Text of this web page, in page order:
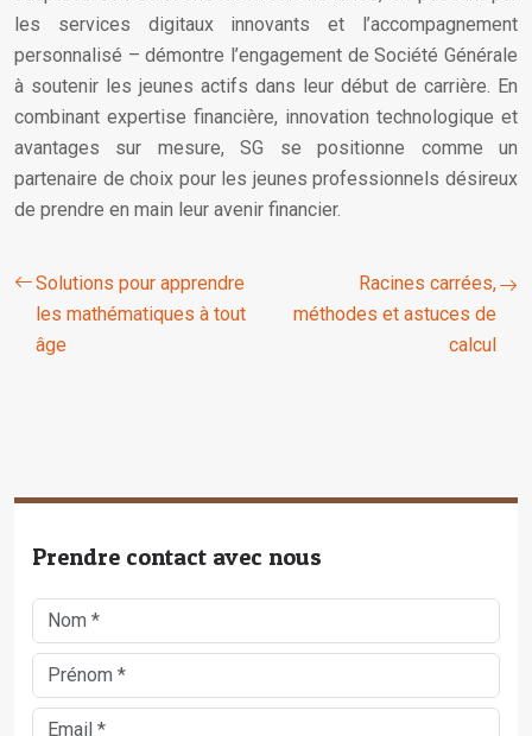
les services digitaux innovants et l’accompagnement
personnalisé – démontre l’engagement de Société Générale
à soutenir les jeunes actifs dans leur début de carrière. En
combinant expertise financière, innovation technologique et
avantages sur mesure, SG se positionne comme un
partenaire de choix pour les jeunes professionnels désireux
de prendre en main leur avenir financier.
Solutions pour apprendre
les mathématiques à tout
âge
Racines carrées,
méthodes et astuces de
calcul
Prendre contact avec nous